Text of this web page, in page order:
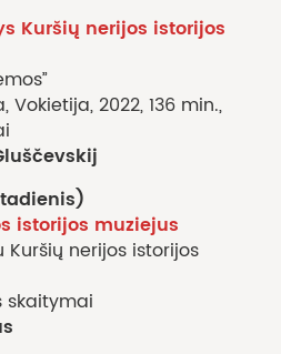
Kuršių nerijos istorijos
Vokietija, 2022, 136 min.,
istorijos muziejus
nerijos istorijos
skaitymai